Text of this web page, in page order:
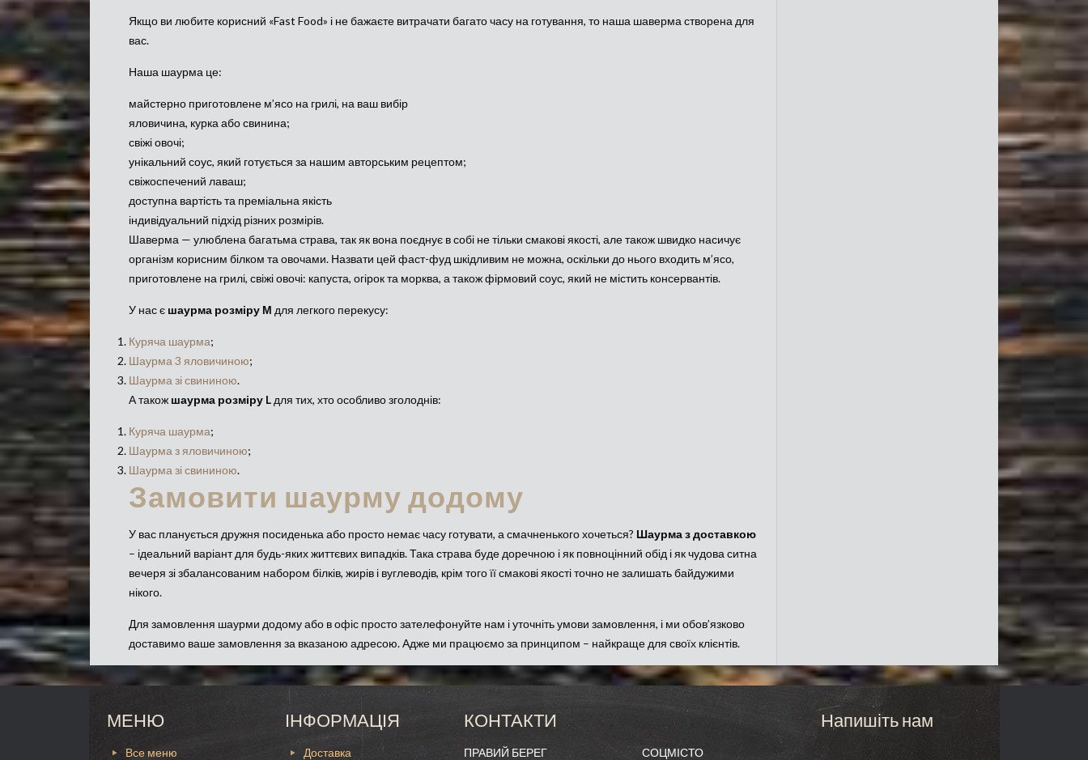
Якщо ви любите корисний «Fast Food» і не бажаєте витрачати багато часу на готування, то наша шаверма створена для
вас.
Наша шаурма це:
майстерно приготовлене м’ясо на грилі, на ваш вибір
яловичина, курка або свинина;
свіжі овочі;
унікальний соус, який готується за нашим авторським рецептом;
свіжоспечений лаваш;
доступна вартість та преміальна якість
індивідуальний підхід різних розмірів.
Шаверма — улюблена багатьма страва, так як вона поєднує в собі не тільки смакові якості, але також швидко насичує
організм корисним білком та овочами. Назвати цей фаст-фуд шкідливим не можна, оскільки до нього входить м’ясо,
приготовлене на грилі, свіжі овочі: капуста, огірок та морква, а також фірмовий соус, який не містить консервантів.
У нас є шаурма розміру М для легкого перекусу:
Куряча шаурма;
Шаурма 3 яловичиною;
Шаурма зі свининою.
А також шаурма розміру Lдля тих, хто особливо зголоднів:
Куряча шаурма;
Шаурма з яловичиною;
Шаурма зі свининою.
Замовити шаурму додому
У вас планується дружня посиденька або просто немає часу готувати, а смачненького хочеться? Шаурма з доставкою
– ідеальний варіант для будь-яких життєвих випадків. Така страва буде доречною і як повноцінний обід і як чудова ситна
вечеря зі збалансованим набором білків, жирів і вуглеводів, крім того її смакові якості точно не залишать байдужими
нікого.
Для замовлення шаурми додому або в офіс просто зателефонуйте нам і уточніть умови замовлення, і ми обов’язково
доставимо ваше замовлення за вказаною адресою. Адже ми працюємо за принципом – найкраще для своїх клієнтів.
МЕНЮ
Все меню
ІНФОРМАЦІЯ
Доставка
КОНТАКТИ
ПРАВИЙ БЕРЕГ СОЦМІСТО
Напишіть нам